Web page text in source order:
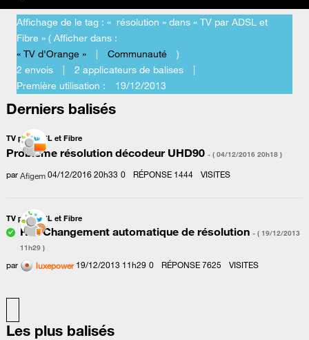
Affichage de le tag : « résolution » dans « TV par ADSL et
Fibre » ( Afficher dans :
« TV d'Orange »
Communauté
)
2 envois
2 applicateurs de balises
Première utilisation :
‎19/12/2013
Derniers balisés
TV par ADSL et Fibre
Problème résolution décodeur UHD90 - ( ‎04/12/2016 20h18 )
parAfigem‎04/12/201620h33 0 RÉPONSE 1444 VISITES
TV par ADSL et Fibre
Re : Changement automatique de résolution- ( ‎19/12/2013
11h29 )
par luxepower ‎19/12/2013 11h29 0 RÉPONSE7625 VISITES
Les plus balisés